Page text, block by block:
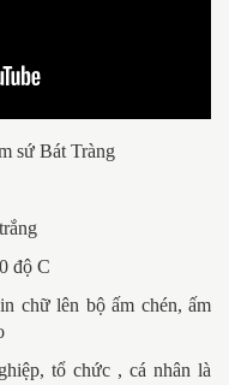
sứ Bát Tràng
độ C
chữ lên bộ ấm chén, ấm
tổ chức , cá nhân là